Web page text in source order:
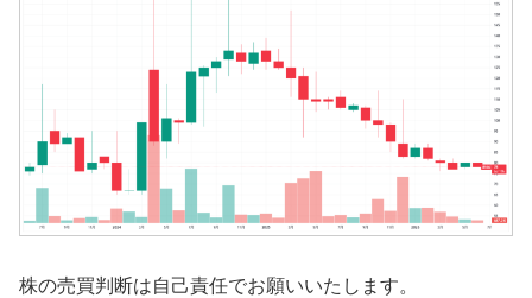
株の売買判断は自己責任でお願いいたします。